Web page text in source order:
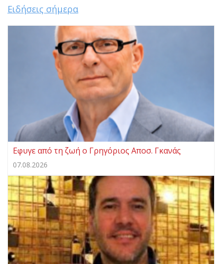
Ειδήσεις σήμερα
Eφυγε από τη ζωή ο Γρηγόριος Αποσ. Γκανάς
07.08.2026